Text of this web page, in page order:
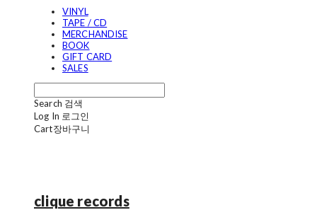
VINYL
TAPE / CD
MERCHANDISE
BOOK
GIFT CARD
SALES
Search 검색
Log In 로그인
Cart장바구니
clique records